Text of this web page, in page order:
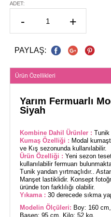
ADET:
- +
PAYLAŞ:
Ürün Özellikleri
Yarım Fermuarlı
Siyah
Kombine Dahil Ürünler : Tunik
Kumaş Özelliği : Modal
ve Kış sezonunda kullanılabilir.
Ürün Özelliği : Yeni sezon
kullanılabilir fermuarı
Tunik yandan yırtmaçlıdır..
Manşet lastiklidir. Konsept
üründe ton farklılığı olabilir.
Yıkama : 30 derecede sıkma
Modelin Ölçüleri: Boy: 160
Basen: 95 cm, Kilo: 52 kg.